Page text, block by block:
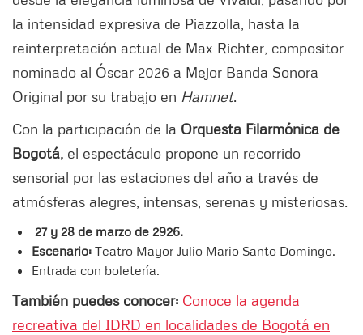
la intensidad expresiva de Piazzolla, hasta la
reinterpretación actual de Max Richter, compositor
nominado al Óscar 2026 a Mejor Banda Sonora
Original por su trabajo en Hamnet.
Con la participación de la Orquesta Filarmónica de
Bogotá, el espectáculo propone un recorrido
sensorial por las estaciones del año a través de
atmósferas alegres, intensas, serenas y misteriosas.
27 y 28 de marzo de 2926.
Escenario: Teatro Mayor Julio Mario Santo Domingo.
Entrada con boletería.
También puedes conocer: Conoce la agenda
recreativa del IDRD en localidades de Bogotá en